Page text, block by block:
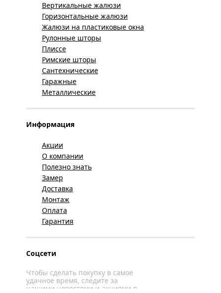
Вертикальные жалюзи
Горизонтальные жалюзи
Жалюзи на пластиковые окна
Рулонные шторы
Плиссе
Римские шторы
Сантехнические
Гаражные
Металлические
Информация
Акции
О компании
Полезно знать
Замер
Доставка
Монтаж
Оплата
Гарантия
Соцсети
Чтобы сделать покупку в самое
удачное время, следите за
нашими новостями и акциями в